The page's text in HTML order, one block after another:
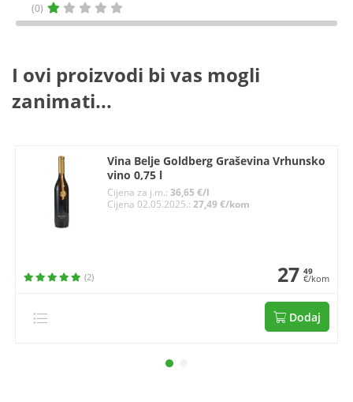
(0)
I ovi proizvodi bi vas mogli
zanimati...
Vina Belje Goldberg Graševina Vrhunsko
vino 0,75 l
Cijena za j.m.:36,65 €/l
Cijena 02.05.2025.:27,49 €/kom
(2) 27 49
€/kom
Dodaj